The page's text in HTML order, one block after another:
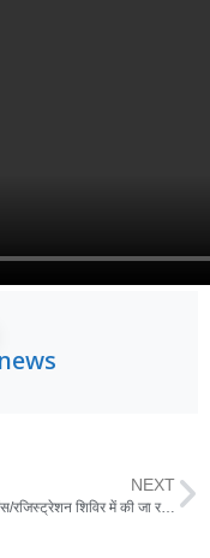
NEXT
खाद्य लाइसेंस/रजिस्ट्रेशन शिविर में की जा रही शुल्क के नाम अवैध वसूली,अधिकारी मूक